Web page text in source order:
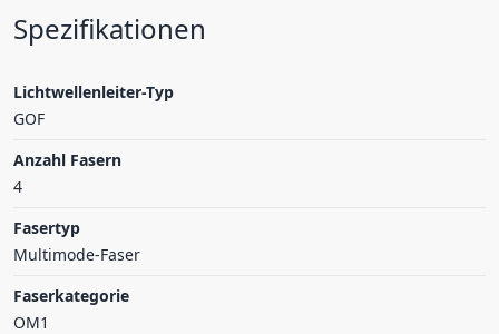
Spezifikationen
Lichtwellenleiter-Typ
GOF
Anzahl Fasern
4
Fasertyp
Multimode-Faser
Faserkategorie
OM1